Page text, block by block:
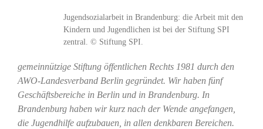
Jugendsozialarbeit in Brandenburg: die Arbeit mit den
Kindern und Jugendlichen ist bei der Stiftung SPI
zentral. © Stiftung SPI.
gemeinnützige Stiftung öffentlichen Rechts 1981 durch den
AWO-Landesverband Berlin gegründet. Wir haben fünf
Geschäftsbereiche in Berlin und in Brandenburg. In
Brandenburg haben wir kurz nach der Wende angefangen,
die Jugendhilfe aufzubauen, in allen denkbaren Bereichen.